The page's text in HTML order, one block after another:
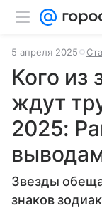
5 апреля 2025
Кого из
ждут
2025:
Звезды
знаков